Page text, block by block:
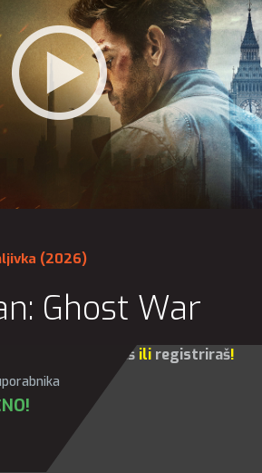
(2026)
Ghost War
prijaviš ili registriraš!